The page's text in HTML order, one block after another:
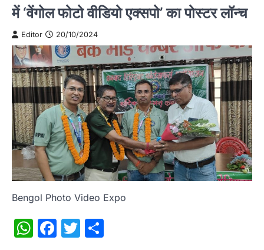
में ‘वेंगोल फोटो वीडियो एक्सपो’ का पोस्टर लॉन्च
Editor 20/10/2024
Bengol Photo Video Expo
WhatsApp
Facebook
Twitter